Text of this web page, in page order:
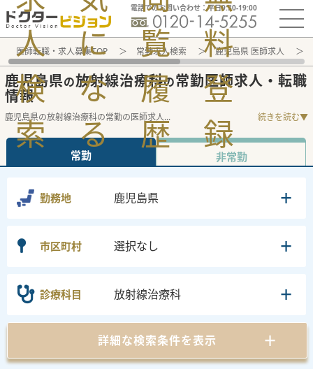
電話でのお問い合わせ：平日9:30-19:00
人
検
索
に
な
る
覧
履
歴
料
登
録
医師転職・求人募集TOP 常勤求人検索 鹿児島県 医師求人
鹿児島県の放射線治療科の常勤医師求人・転職
情報
鹿児島県の放射線治療科の常勤の医師求人... 続きを読む▼
常勤 非常勤
勤務地 鹿児島県
市区町村 選択なし
診療科目 放射線治療科
詳細な検索条件を表示